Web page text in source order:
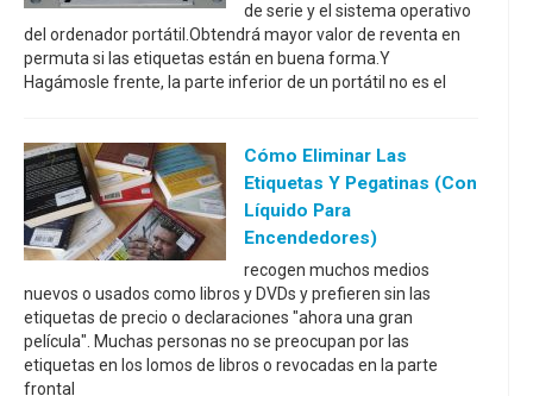
de serie y el sistema operativo
del ordenador portátil.Obtendrá mayor valor de reventa en
permuta si las etiquetas están en buena forma.Y
Hagámosle frente, la parte inferior de un portátil no es el
Cómo Eliminar Las
Etiquetas Y Pegatinas (con
Líquido Para
Encendedores)
recogen muchos medios
nuevos o usados como libros y DVDs y prefieren sin las
etiquetas de precio o declaraciones "ahora una gran
película". Muchas personas no se preocupan por las
etiquetas en los lomos de libros o revocadas en la parte
frontal